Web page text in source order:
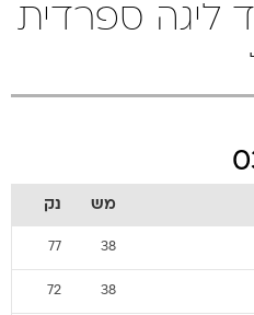
ליגה ספרדית
מש נק
38
77
38
72